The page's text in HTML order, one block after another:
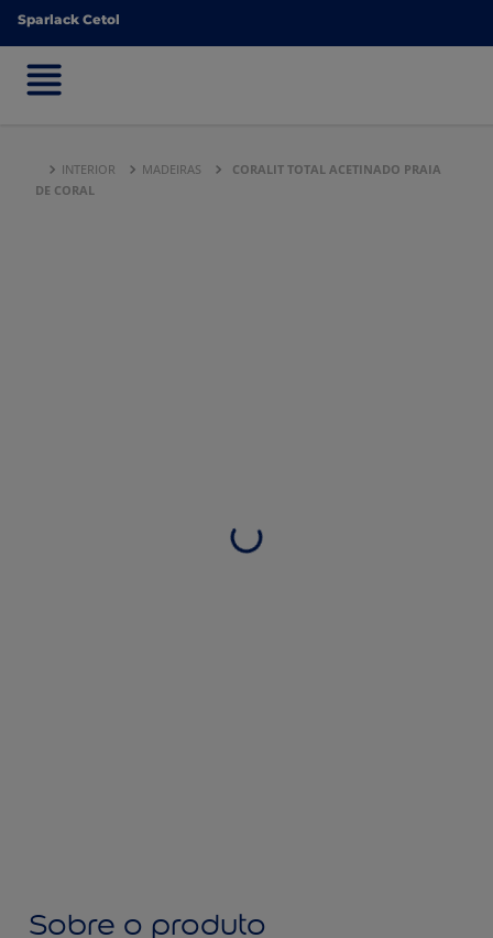
Sparlack Cetol
Sparlack Cetol
INTERIOR MADEIRAS
CORALIT TOTAL ACETINADO PRAIA
DE CORAL
Sobre o produto